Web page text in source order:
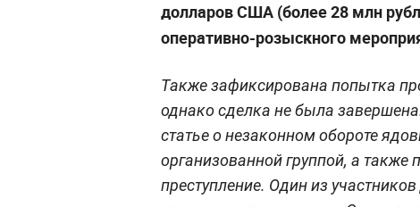
долларов США (более 28 млн
оперативно-розыскного
Также зафиксирована попытка
однако сделка не была
статье о незаконном обороте
организованной группой, а также
преступление. Один из